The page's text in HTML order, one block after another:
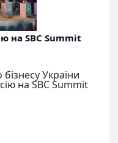
на SBC Summit
України
на SBC Summit